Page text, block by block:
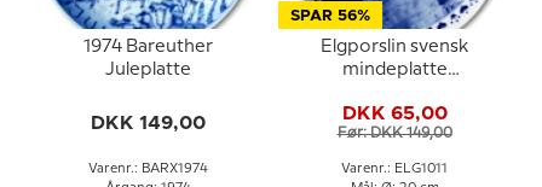
1974 Bareuther
Juleplatte
DKK 149,00
Varenr.: BARX1974
SPAR 56%
Elgporslin svensk
mindeplatte
dåb 1977
DKK 65,00
Før: DKK 149,00
Varenr.: ELG1011